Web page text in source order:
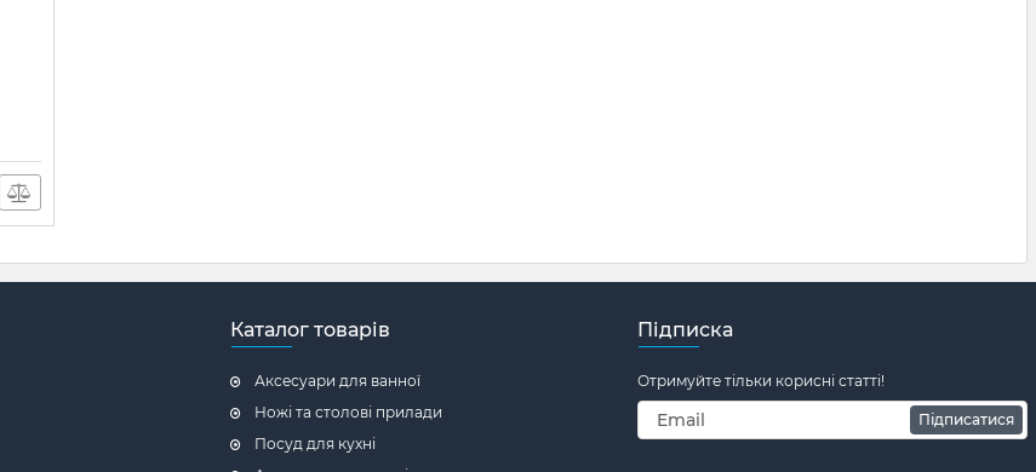
Каталог товарів
Аксесуари для ванної
Ножі та столові прилади
Посуд для кухні
Підписка
Отримуйте тільки корисні статті!
Підписатися